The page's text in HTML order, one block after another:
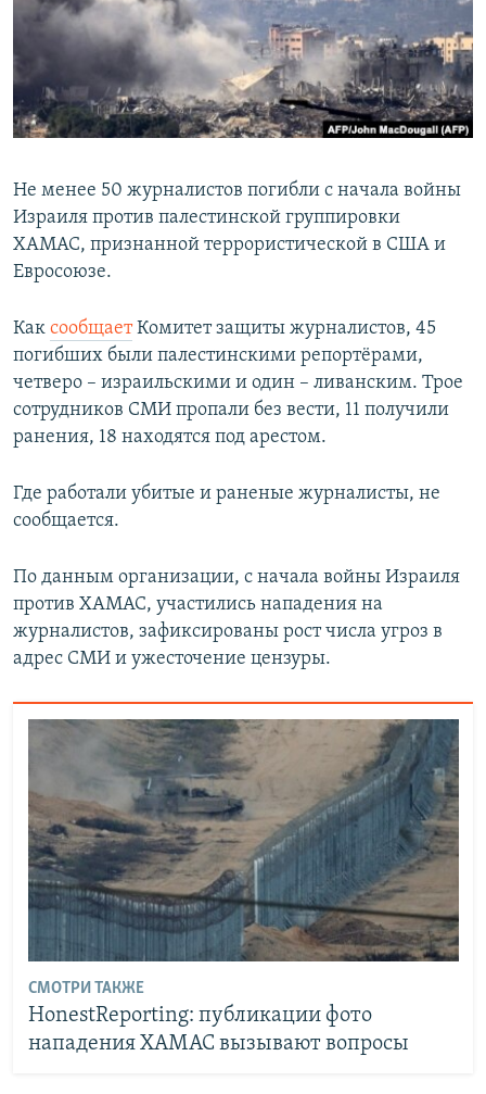
ПОДПИШИТЕСЬ НА РАССЫЛКУ
СОЦИАЛЬНЫЕ СЕТИ
Все сайты РСЕ/РС
Не менее 50 журналистов погибли с начала войны
Израиля против палестинской группировки
ХАМАС, признанной террористической в США и
Евросоюзе.
Как сообщаетКомитет защиты журналистов, 45
погибших были палестинскими репортёрами,
четверо – израильскими и один – ливанским. Трое
сотрудников СМИ пропали без вести, 11 получили
ранения, 18 находятся под арестом.
Где работали убитые и раненые журналисты, не
сообщается.
По данным организации, с начала войны Израиля
против ХАМАС, участились нападения на
журналистов, зафиксированы рост числа угроз в
адрес СМИ и ужесточение цензуры.
СМОТРИ ТАКЖЕ
HonestReporting: публикации фото
нападения ХАМАС вызывают вопросы